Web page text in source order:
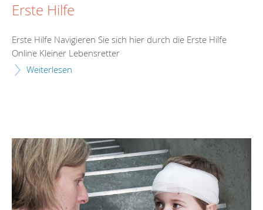
Erste Hilfe
Erste Hilfe Navigieren Sie sich hier durch die Erste Hilfe
Online Kleiner Lebensretter
Weiterlesen